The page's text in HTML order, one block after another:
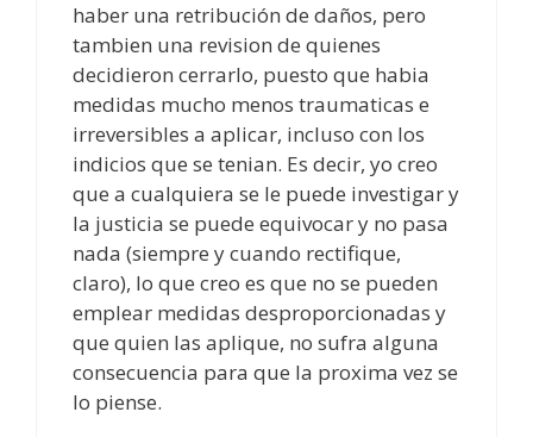
haber una retribución de daños, pero
tambien una revision de quienes
decidieron cerrarlo, puesto que habia
medidas mucho menos traumaticas e
irreversibles a aplicar, incluso con los
indicios que se tenian. Es decir, yo creo
que a cualquiera se le puede investigar y
la justicia se puede equivocar y no pasa
nada (siempre y cuando rectifique,
claro), lo que creo es que no se pueden
emplear medidas desproporcionadas y
que quien las aplique, no sufra alguna
consecuencia para que la proxima vez se
lo piense.